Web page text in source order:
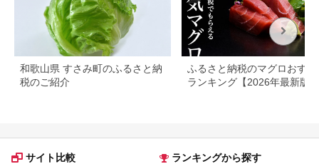
和歌山県 すさみ町のふるさと納
税のご紹介
ふるさと納税のマグロおすす
ランキング【2026年最新版】
サイト比較 ランキングから探す